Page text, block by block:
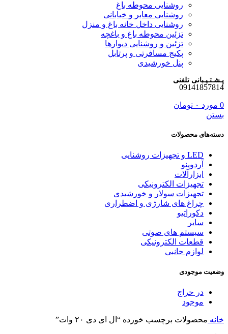
روشنایی محوطه باغ
روشنایی معابر و خیابانی
روشنایی داخل خانه باغ و منزل
تزئین محوطه باغ و باغچه
تزئین و روشنایی دیوارها
پکیج مسافرتی و پرتابل
پنل خورشیدی
پـشـتـیـبانی تلفنی
09141857814
0 مورد ۰ تومان
بستن
دسته‌های محصولات
LED و تجهیزات روشنایی
آردوینو
ابزارآلات
تجهیزات الکترونیکی
تجهیزات سولار و خورشیدی
چراغ های شارژی و اضطراری
دکوراتیو
سایر
سیستم های صوتی
قطعات الکترونیکی
لوازم جانبی
وضعیت موجودی
در حراج
موجود
خانه محصولات برچسب خورده “ال ای دی ۲۰ وات”